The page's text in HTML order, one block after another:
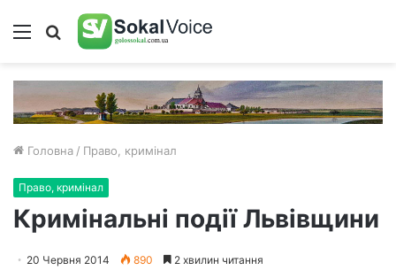
Меню Пошук
Головна / Право, кримінал
Право, кримінал
Кримінальні події Львівщини
20 Червня 2014 890 2 хвилин читання